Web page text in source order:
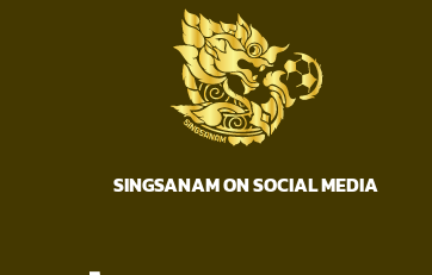
SINGSANAM ON SOCIAL MEDIA